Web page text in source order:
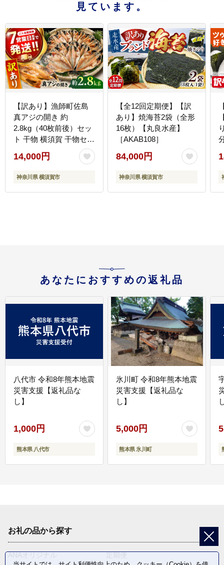
見ています。
【訳あり】漁師町佐島
真アジの開き 約
2.8kg（40枚前後）セッ
ト 干物 横須賀 干物セッ
ト 干物 【石川水産】
[AKCX001]
14,000円
神奈川県 横須賀市
【全12回定期便】【訳
あり】焼海苔2袋（全形
16枚）【丸良水産】
［AKAB108］
84,000円
神奈川県 横須賀市
あなたにおすすめの返礼品
八代市 令和8年熊本地震
災害支援【返礼品な
し】
1,000円
熊本県 八代市
氷川町 令和8年熊本地震
災害支援【返礼品な
し】
5,000円
熊本県 氷川町
お礼の品から探す